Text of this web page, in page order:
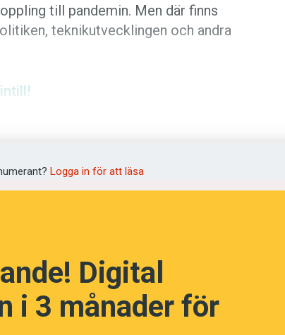
digitalt
till pandemin. Men där finns
teknikutvecklingen och andra
Logga in för att läsa
Digital
i 3 månader för